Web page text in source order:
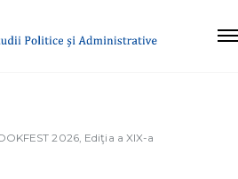
2026, Ediţia a XIX-a